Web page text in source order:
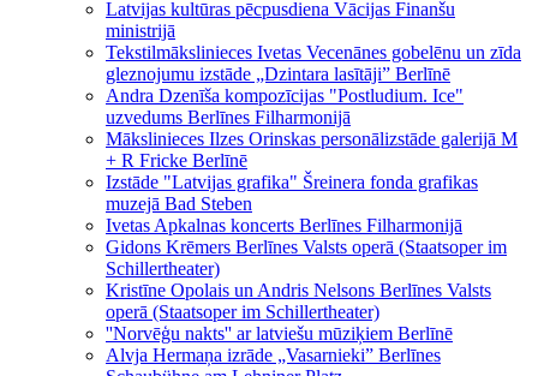
Latvijas kultūras pēcpusdiena Vācijas Finanšu
ministrijā
Tekstilmākslinieces Ivetas Vecenānes gobelēnu un zīda
gleznojumu izstāde „Dzintara lasītāji” Berlīnē
Andra Dzenīša kompozīcijas "Postludium. Ice"
uzvedums Berlīnes Filharmonijā
Mākslinieces Ilzes Orinskas personālizstāde galerijā M
+ R Fricke Berlīnē
Izstāde "Latvijas grafika" Šreinera fonda grafikas
muzejā Bad Steben
Ivetas Apkalnas koncerts Berlīnes Filharmonijā
Gidons Krēmers Berlīnes Valsts operā (Staatsoper im
Schillertheater)
Kristīne Opolais un Andris Nelsons Berlīnes Valsts
operā (Staatsoper im Schillertheater)
''Norvēģu nakts'' ar latviešu mūziķiem Berlīnē
Alvja Hermaņa izrāde „Vasarnieki” Berlīnes